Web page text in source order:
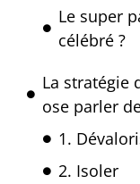
Le super
célébré ?
La stratégie
ose parler
1.
2. Isoler